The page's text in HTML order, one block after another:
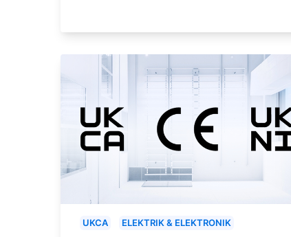
UKCA ELEKTRIK & ELEKTRONIK